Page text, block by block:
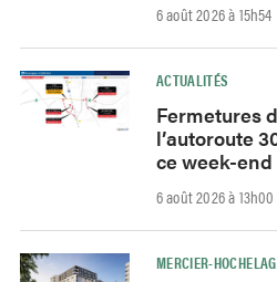
6 août 2026 à 15h54
ACTUALITÉS
Fermetures
l’autoroute
ce week-end
6 août 2026 à 13h00
MERCIER-